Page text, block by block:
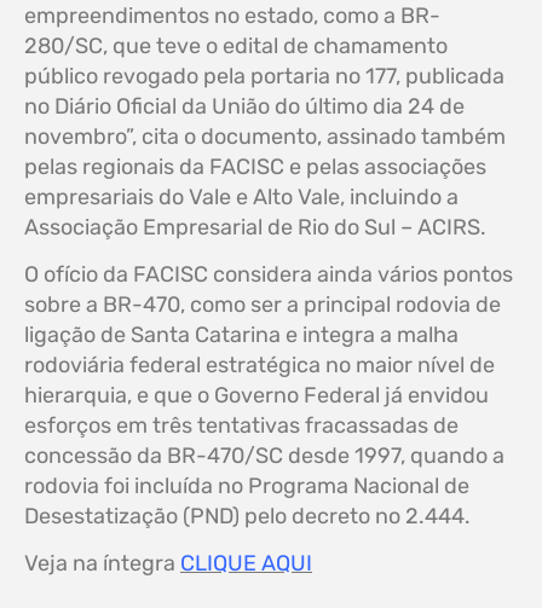
empreendimentos no estado, como a BR-
280/SC, que teve o edital de chamamento
público revogado pela portaria no 177, publicada
no Diário Oficial da União do último dia 24 de
novembro”, cita o documento, assinado também
pelas regionais da FACISC e pelas associações
empresariais do Vale e Alto Vale, incluindo a
Associação Empresarial de Rio do Sul – ACIRS.
O ofício da FACISC considera ainda vários pontos
sobre a BR-470, como ser a principal rodovia de
ligação de Santa Catarina e integra a malha
rodoviária federal estratégica no maior nível de
hierarquia, e que o Governo Federal já envidou
esforços em três tentativas fracassadas de
concessão da BR-470/SC desde 1997, quando a
rodovia foi incluída no Programa Nacional de
Desestatização (PND) pelo decreto no 2.444.
Veja na íntegra CLIQUE AQUI